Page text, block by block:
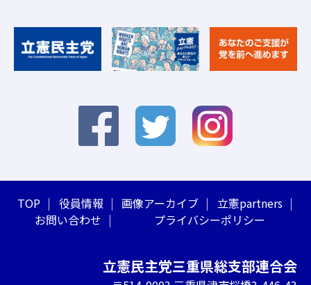
TOP 役員情報 画像アーカイブ
立憲partners
お問い合わせ
プライバシーポリシー
立憲民主党三重県総支部連合会